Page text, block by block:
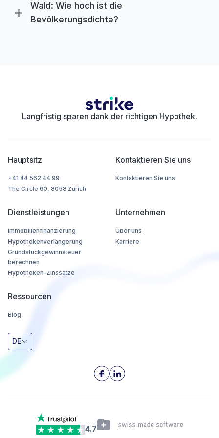
Wald: Wie hoch ist die
Bevölkerungsdichte?
Langfristig sparen dank der richtigen Hypothek.
Hauptsitz
+41 44 562 44 99
The Circle 60, 8058 Zurich
Kontaktieren Sie uns
Kontaktieren Sie uns
Dienstleistungen
Immobilienfinanzierung
Hypothekenverlängerung
Grundstückgewinnsteuer
berechnen
Hypotheken-Zinssätze
Unternehmen
Über uns
Karriere
Ressourcen
Blog
DE
4.7